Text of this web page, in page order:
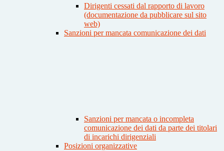
Dirigenti cessati dal rapporto di lavoro
(documentazione da pubblicare sul sito
web)
Sanzioni per mancata comunicazione dei dati
Sanzioni per mancata o incompleta
comunicazione dei dati da parte dei titolari
di incarichi dirigenziali
Posizioni organizzative